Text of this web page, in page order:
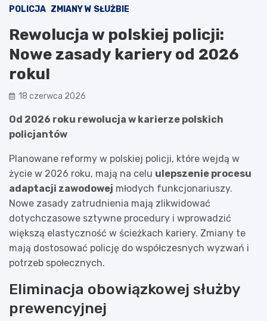
POLICJA ZMIANY W SŁUŻBIE
Rewolucja w polskiej policji:
Nowe zasady kariery od 2026
roku!
18 czerwca 2026
Od 2026 roku rewolucja w karierze polskich
policjantów
Planowane reformy w polskiej policji, które wejdą w
życie w 2026 roku, mają na celu ulepszenie procesu
adaptacji zawodowej młodych funkcjonariuszy.
Nowe zasady zatrudnienia mają zlikwidować
dotychczasowe sztywne procedury i wprowadzić
większą elastyczność w ścieżkach kariery. Zmiany te
mają dostosować policję do współczesnych wyzwań i
potrzeb społecznych.
Eliminacja obowiązkowej służby
prewencyjnej